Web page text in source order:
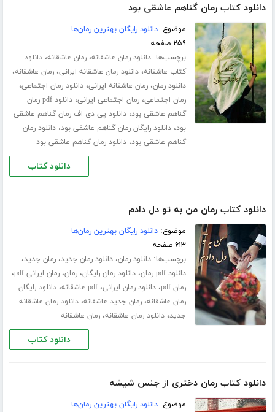
دانلود کتاب رمان گناهم عاشقی بود
موضوع:دانلود رایگان بهترین رمان‌ها
۲۵۹ صفحه
برچسب‌ها:دانلود رمان عاشقانه،رمان عاشقانه،دانلود
کتاب عاشقانه،دانلود رمان عاشقانه ایرانی،رمان عاشقانه،
دانلود رمان،رمان عاشقانه ایرانی،دانلود رمان اجتماعی،
رمان اجتماعی،رمان اجتماعی ایرانی،
دانلود pdf رمان
گناهم عاشقی بود،دانلود پی دی اف رمان گناهم عاشقی
بود،دانلود رایگان رمان گناهم عاشقی بود،دانلود رمان
گناهم عاشقی بود،دانلود رمان گناهم عاشقی بود
دانلود کتاب
دانلود کتاب رمان من به تو دل دادم
موضوع:دانلود رایگان بهترین رمان‌ها
۶۱۳ صفحه
برچسب‌ها:دانلود رمان،دانلود رمان جدید،رمان جدید،
دانلود pdf رمان ،دانلود رمان رایگان،رمان،رمان ایرانی pdf ،
رمان pdf ،دانلود رمان ایرانی،pdf عاشقانه ،دانلود رایگان
رمان عاشقانه،رمان جدید عاشقانه،دانلود رمان عاشقانه
جدید،دانلود رمان عاشقانه،رمان عاشقانه
دانلود کتاب
دانلود کتاب رمان دختری از جنس شیشه
موضوع:دانلود رایگان بهترین رمان‌ها